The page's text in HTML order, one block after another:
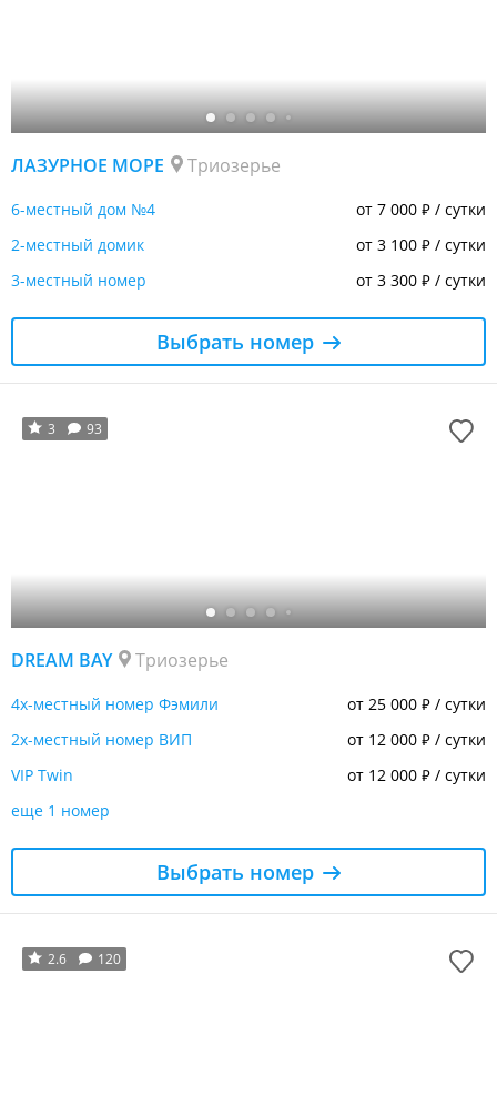
ЛАЗУРНОЕ МОРЕ Триозерье
6-местный дом №4 от 7 000 ₽ / сутки
2-местный домик
от 3 100 ₽ / сутки
3-местный номер
от 3 300 ₽ / сутки
Выбрать номер
3 93
DREAM BAY Триозерье
4х-местный номер Фэмили от 25 000 ₽ / сутки
2х-местный номер ВИП
от 12 000 ₽ / сутки
VIP Twin
от 12 000 ₽ / сутки
еще 1 номер
Выбрать номер
2.6 120